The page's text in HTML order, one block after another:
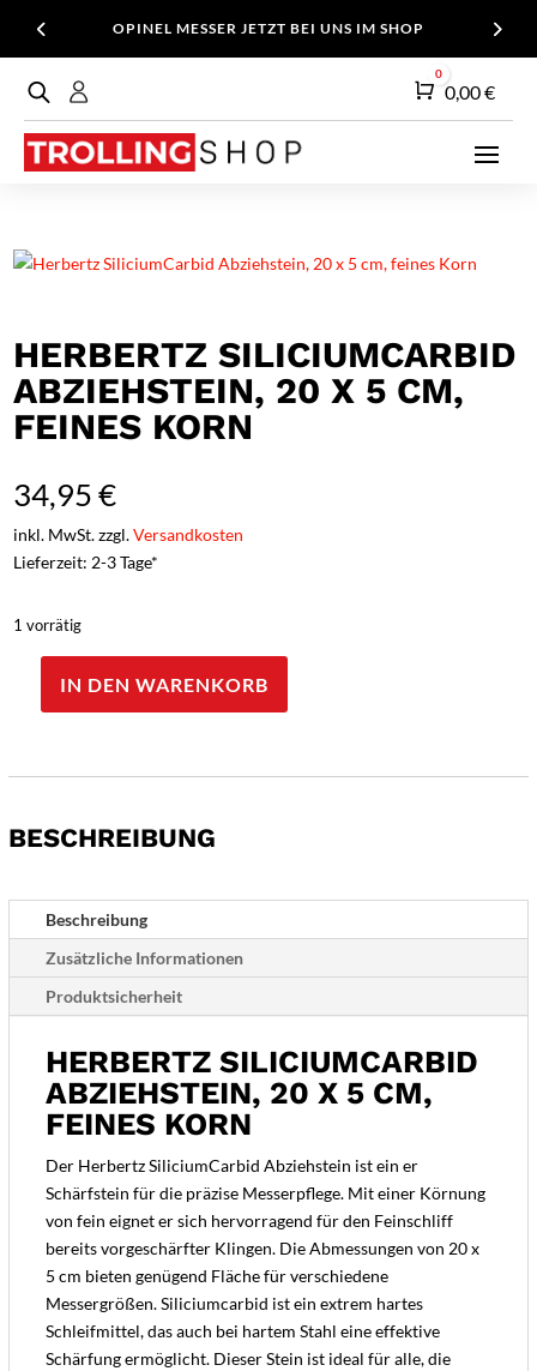
OPINEL MESSER JETZT BEI UNS IM SHOP
Warenkorb
0
0,00€
HERBERTZ SILICIUMCARBID
ABZIEHSTEIN, 20 X 5 CM,
FEINES KORN
34,95€
inkl. MwSt. zzgl.Versandkosten
Lieferzeit: 2-3 Tage*
1 vorrätig
Herbertz
20
5
Korn
Menge
IN DEN WARENKORB
BESCHREIBUNG
Beschreibung
Zusätzliche Informationen
Produktsicherheit
HERBERTZ SILICIUMCARBID
ABZIEHSTEIN, 20 X 5 CM,
FEINES KORN
Der Herbertz SiliciumCarbid Abziehstein ist ein er
Schärfstein für die präzise Messerpflege. Mit einer Körnung
von fein eignet er sich hervorragend für den Feinschliff
bereits vorgeschärfter Klingen. Die Abmessungen von 20 x
5 cm bieten genügend Fläche für verschiedene
Messergrößen. Siliciumcarbid ist ein extrem hartes
Schleifmittel, das auch bei hartem Stahl eine effektive
Schärfung ermöglicht. Dieser Stein ist ideal für alle, die